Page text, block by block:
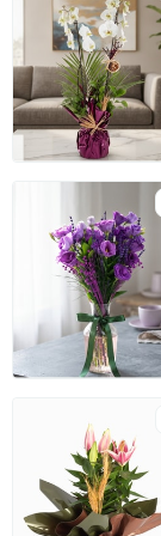
Stok
Not:Saksı, sert ve
malzemeden
Ürün Kodu:at6298